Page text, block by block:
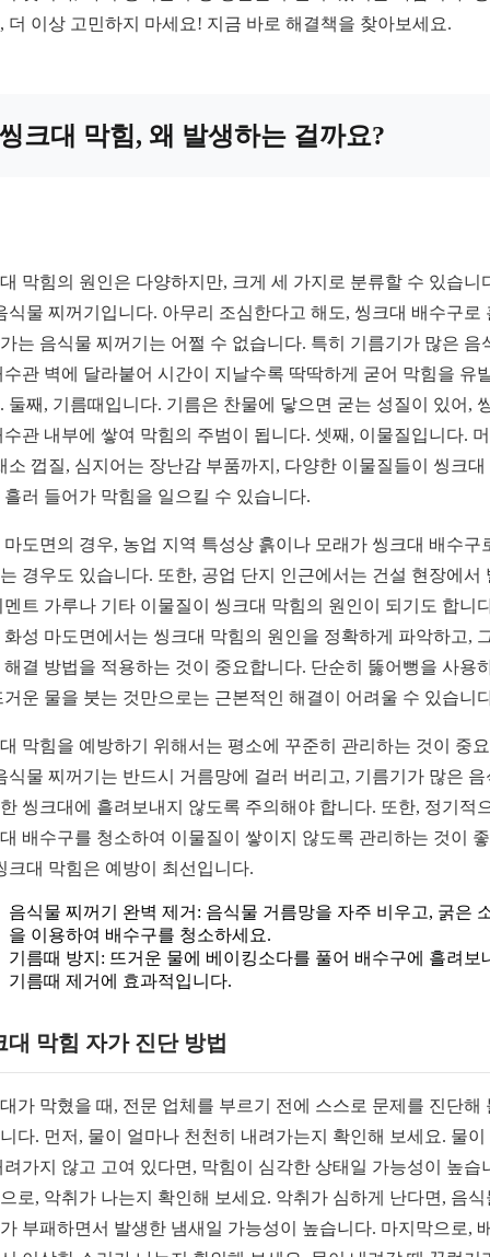
더 이상 고민하지 마세요! 지금 바로 해결책을 찾아보세요.
크대 막힘, 왜 발생하는 걸까요?
막힘의 원인은 다양하지만, 크게 세 가지로 분류할 수 있습니
식물 찌꺼기입니다. 아무리 조심한다고 해도, 씽크대 배수구로
는 음식물 찌꺼기는 어쩔 수 없습니다. 특히 기름기가 많은 음
수관 벽에 달라붙어 시간이 지날수록 딱딱하게 굳어 막힘을 유
둘째, 기름때입니다. 기름은 찬물에 닿으면 굳는 성질이 있어,
수관 내부에 쌓여 막힘의 주범이 됩니다. 셋째, 이물질입니다.
소 껍질, 심지어는 장난감 부품까지, 다양한 이물질들이 씽크대
흘러 들어가 막힘을 일으킬 수 있습니다.
마도면의 경우, 농업 지역 특성상 흙이나 모래가 씽크대 배수구
경우도 있습니다. 또한, 공업 단지 인근에서는 건설 현장에서
멘트 가루나 기타 이물질이 씽크대 막힘의 원인이 되기도 합니
화성 마도면에서는 씽크대 막힘의 원인을 정확하게 파악하고,
해결 방법을 적용하는 것이 중요합니다. 단순히 뚫어뻥을 사용
거운 물을 붓는 것만으로는 근본적인 해결이 어려울 수 있습니
막힘을 예방하기 위해서는 평소에 꾸준히 관리하는 것이 중
식물 찌꺼기는 반드시 거름망에 걸러 버리고, 기름기가 많은 음
씽크대에 흘려보내지 않도록 주의해야 합니다. 또한, 정기적
배수구를 청소하여 이물질이 쌓이지 않도록 관리하는 것이
크대 막힘은 예방이 최선입니다.
음식물 찌꺼기 완벽 제거: 음식물 거름망을 자주 비우고, 굵은
을 이용하여 배수구를 청소하세요.
기름때 방지: 뜨거운 물에 베이킹소다를 풀어 배수구에 흘려보
기름때 제거에 효과적입니다.
대 막힘 자가 진단 방법
가 막혔을 때, 전문 업체를 부르기 전에 스스로 문제를 진단해
다. 먼저, 물이 얼마나 천천히 내려가는지 확인해 보세요. 물이
려가지 않고 고여 있다면, 막힘이 심각한 상태일 가능성이 높습
로, 악취가 나는지 확인해 보세요. 악취가 심하게 난다면, 음식
부패하면서 발생한 냄새일 가능성이 높습니다. 마지막으로,